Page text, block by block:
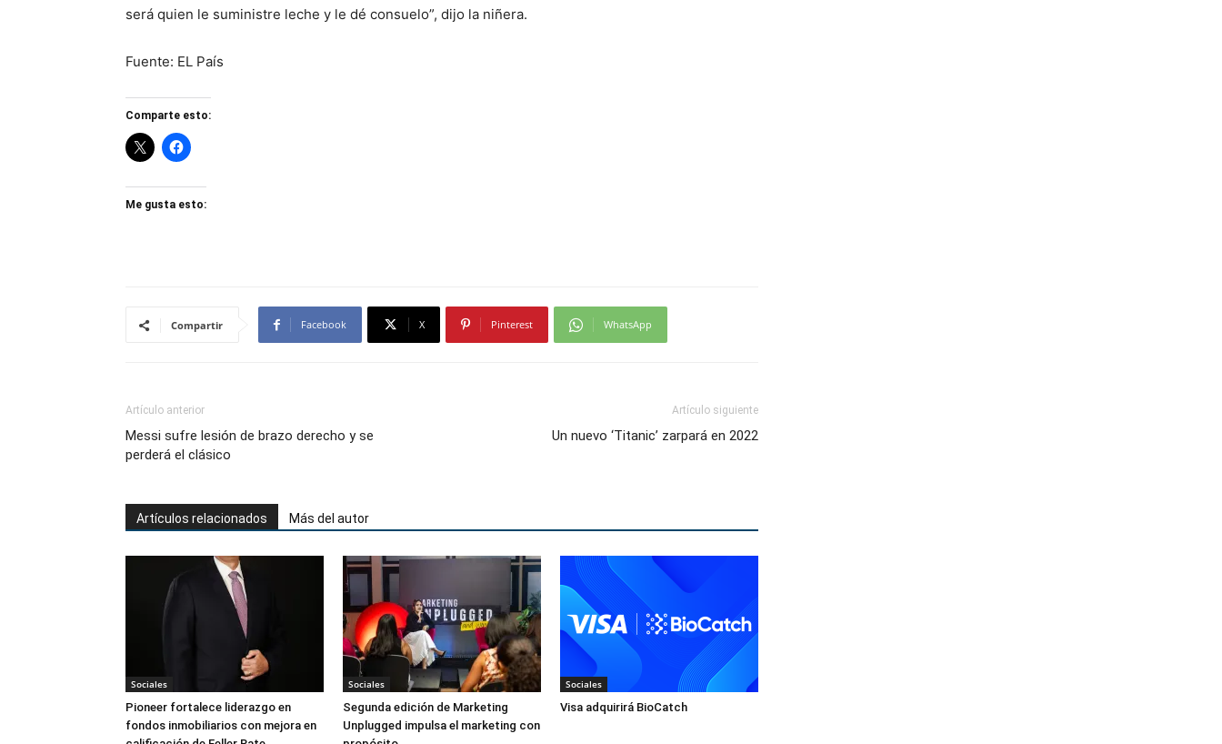
será quien le suministre leche y le dé consuelo”, dijo la niñera.
Fuente: EL País
Comparte esto:
Me gusta esto:
Compartir Facebook X Pinterest WhatsApp
Artículo anterior
Messi sufre lesión de brazo derecho y se
perderá el clásico
Artículo siguiente
Un nuevo ‘Titanic’ zarpará en 2022
Artículos relacionados Más del autor
Sociales
Pioneer fortalece liderazgo en
fondos inmobiliarios con mejora en
Sociales
Segunda edición de Marketing
Unplugged impulsa el marketing con
Sociales
Visa adquirirá BioCatch